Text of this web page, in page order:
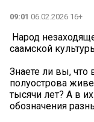
09:01 06.02.2026 16+
Народ
саамской
Знаете ли вы,
полуострова
тысячи лет? А в
обозначения